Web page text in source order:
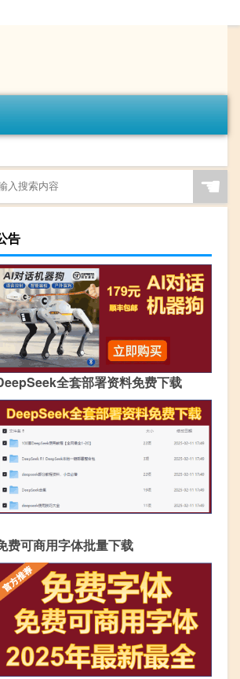
☚
告
全套部署资料免费下载
费可商用字体批量下载